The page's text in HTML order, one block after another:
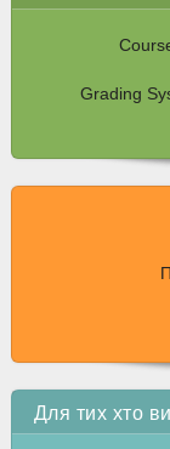
Grading
Для тих хто